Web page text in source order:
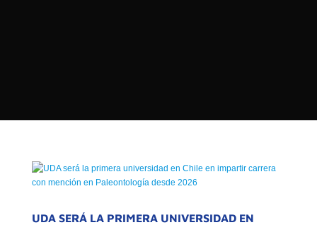
ESTADO DE CHILE
QUIENES SOMOS
MISIÓN
UDA SERÁ LA PRIMERA UNIVERSIDAD EN